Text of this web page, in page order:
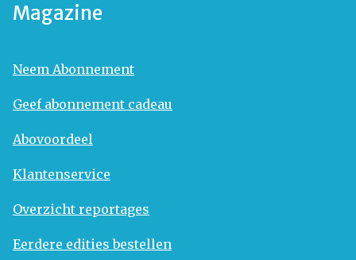
Magazine
Neem Abonnement
Geef abonnement cadeau
Abovoordeel
Klantenservice
Overzicht reportages
Eerdere edities bestellen